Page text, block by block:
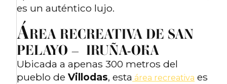
es un auténtico lujo.
ÁREA RECREATIVA DE SAN
PELAYO – IRUÑA-OKA
Ubicada a apenas 300 metros del
pueblo de Villodas, esta área recreativa es